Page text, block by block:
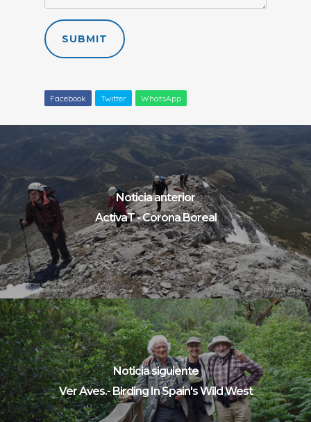
SUBMIT
Facebook Twitter WhatsApp
Noticia anterior
ActivaT - Corona Boreal
Noticia siguiente
Ver Aves.- Birding In Spain's Wild West